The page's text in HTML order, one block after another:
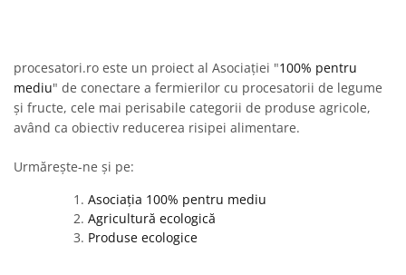
procesatori.ro este un proiect al Asociației "100% pentru
mediu" de conectare a fermierilor cu procesatorii de legume
și fructe, cele mai perisabile categorii de produse agricole,
având ca obiectiv reducerea risipei alimentare.
Urmărește-ne și pe:
Asociația 100% pentru mediu
Agricultură ecologică
Produse ecologice